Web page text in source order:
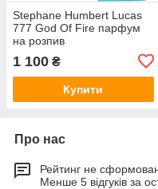
Stephane Humbert Lucas
777 God Of Fire парфум
на розпив
1 100 ₴
Купити
Про нас
Рейтинг не
Менше 5 відгуків за